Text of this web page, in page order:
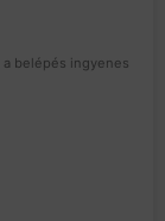
a belépés ingyenes